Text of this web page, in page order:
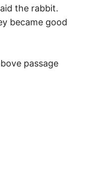
the rabbit.
became good
passage